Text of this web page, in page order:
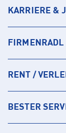
KARRIERE &
FIRMENRADL
RENT /
BESTER